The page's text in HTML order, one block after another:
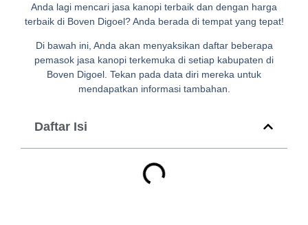
Anda lagi mencari jasa kanopi terbaik dan dengan harga
terbaik di Boven Digoel? Anda berada di tempat yang tepat!
Di bawah ini, Anda akan menyaksikan daftar beberapa
pemasok jasa kanopi terkemuka di setiap kabupaten di
Boven Digoel. Tekan pada data diri mereka untuk
mendapatkan informasi tambahan.
Daftar Isi